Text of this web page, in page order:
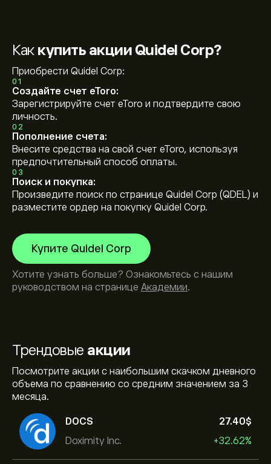
Трендовые акции
Посмотрите акции с наибольшим скачком дневного
объема по сравнению со средним значением за 3
месяца.
DOCS
Doximity Inc.
27.40‎$‎
+32.62%
Как купить акции Quidel Corp?
Приобрести Quidel Corp:
01
Создайте счет eToro:
Зарегистрируйте счет eToro и подтвердите свою
личность.
02
Пополнение счета:
Внесите средства на свой счет eToro, используя
предпочтительный способ оплаты.
03
Поиск и покупка:
Произведите поиск по странице Quidel Corp (QDEL) и
разместите ордер на покупку Quidel Corp.
Купите Quidel Corp
Хотите узнать больше? Ознакомьтесь с нашим
руководством на странице Академии.